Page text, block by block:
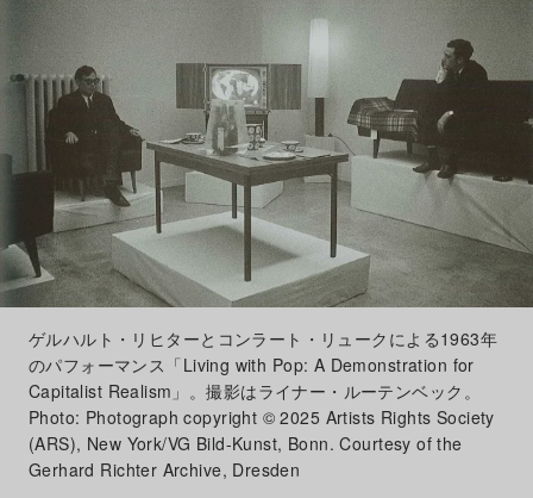
ゲルハルト・リヒターとコンラート・リュークによる1963年
のパフォーマンス「Living with Pop: A Demonstration for
Capitalist Realism」。撮影はライナー・ルーテンベック。
Photo: Photograph copyright © 2025 Artists Rights Society
(ARS), New York/VG Bild-Kunst, Bonn. Courtesy of the
Gerhard Richter Archive, Dresden